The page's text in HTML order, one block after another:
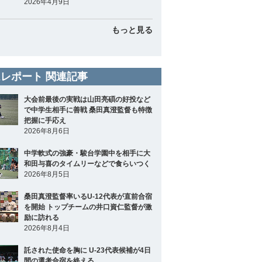
2026年4月9日
もっと見る
ポート 関連記事
大会前最後の実戦は山田亮碩の好投など
で中学生相手に善戦 桑田真澄監督も特徴
把握に手応え
2026年8月6日
中学軟式の強豪・駿台学園中を相手に大
和田与喜のタイムリーなどで食らいつく
2026年8月5日
桑田真澄監督率いるU-12代表が直前合宿
を開始 トップチームの井口資仁監督が激
励に訪れる
2026年8月4日
託された使命を胸に U-23代表候補が4日